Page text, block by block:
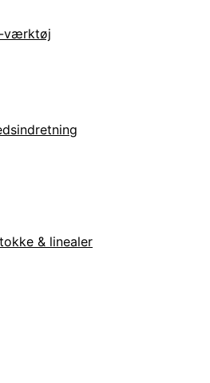
værktøj
& linealer